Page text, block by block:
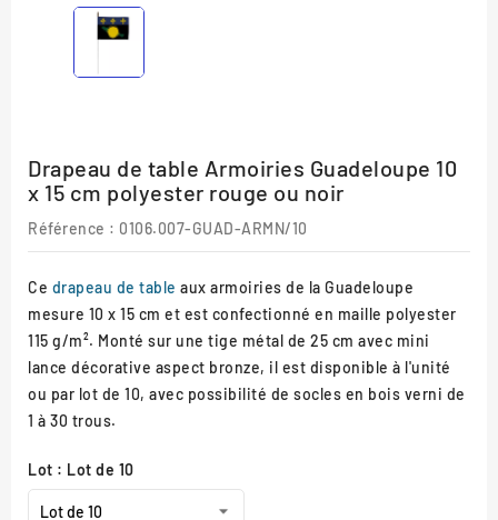
Drapeau de table Armoiries Guadeloupe 10
x 15 cm polyester rouge ou noir
Référence : 0106.007-GUAD-ARMN/10
Ce drapeau de table aux armoiries de la Guadeloupe
mesure 10 x 15 cm et est confectionné en maille polyester
115 g/m². Monté sur une tige métal de 25 cm avec mini
lance décorative aspect bronze, il est disponible à l'unité
ou par lot de 10, avec possibilité de socles en bois verni de
1 à 30 trous.
Lot : Lot de 10